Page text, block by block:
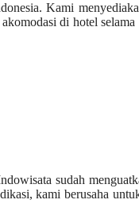
Kami
di hotel
sudah
kami berusaha